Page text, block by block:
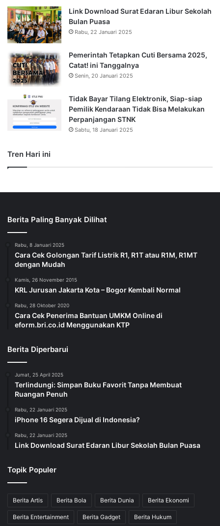
Link Download Surat Edaran Libur Sekolah
Bulan Puasa
Rabu, 22 Januari 2025
Pemerintah Tetapkan Cuti Bersama 2025,
Catat! ini Tanggalnya
Senin, 20 Januari 2025
Tidak Bayar Tilang Elektronik, Siap-siap
Pemilik Kendaraan Tidak Bisa Melakukan
Perpanjangan STNK
Sabtu, 18 Januari 2025
Tren Hari ini
Berita Paling Banyak Dilihat
Rabu, 8 Januari 2025
Cara Cek Golongan Tarif Listrik R1, R1T atau R1M, R1MT
dengan Mudah
Kamis, 26 November 2015
KRL Jurusan Jakarta Kota – Bogor Kembali Normal
Rabu, 28 Oktober 2020
Cara Cek Penerima Bantuan UMKM Online di
eform.bri.co.id Menggunakan KTP
Berita Diperbarui
Jumat, 25 April 2025
Terlindungi: Simpan Buku Favorit Tanpa Membuat
Ruangan Penuh
Rabu, 22 Januari 2025
iPhone 16 Segera Dijual di Indonesia?
Rabu, 22 Januari 2025
Link Download Surat Edaran Libur Sekolah Bulan Puasa
Topik Populer
Berita Artis Berita Bola Berita Dunia Berita Ekonomi
Berita Entertainment Berita Gadget Berita Hukum